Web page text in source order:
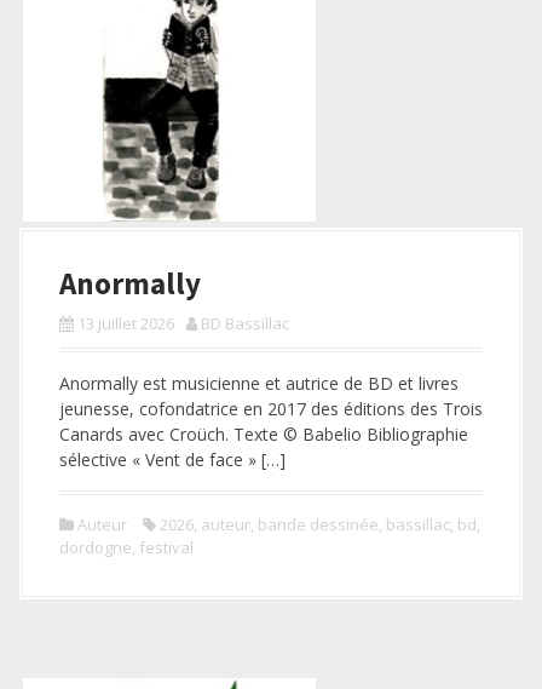
Anormally
13 juillet 2026 BD Bassillac
Anormally est musicienne et autrice de BD et livres
jeunesse, cofondatrice en 2017 des éditions des Trois
Canards avec Croüch. Texte © Babelio Bibliographie
sélective « Vent de face » […]
Auteur 2026, auteur, bande dessinée, bassillac, bd,
dordogne, festival